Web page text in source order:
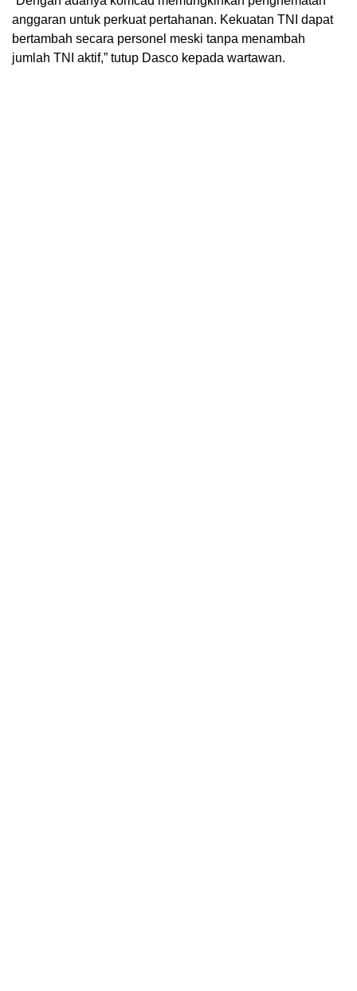
anggaran untuk perkuat pertahanan. Kekuatan TNI dapat
bertambah secara personel meski tanpa menambah
jumlah TNI aktif,” tutup Dasco kepada wartawan.